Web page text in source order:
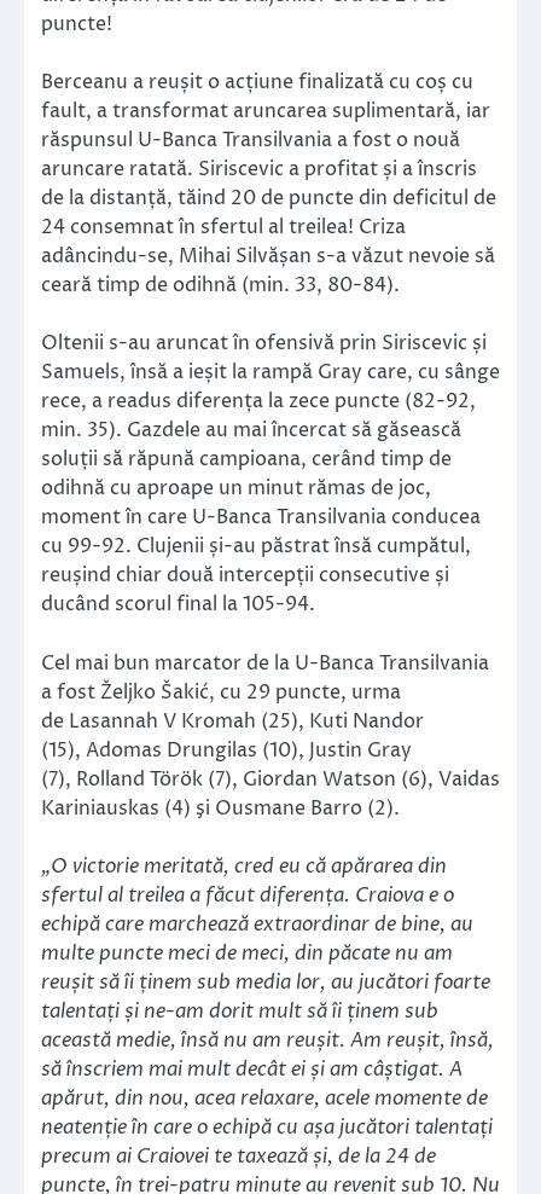
puncte!
Berceanu a reușit o acțiune finalizată cu coș cu
fault, a transformat aruncarea suplimentară, iar
răspunsul U-Banca Transilvania a fost o nouă
aruncare ratată. Siriscevic a profitat și a înscris
de la distanță, tăind 20 de puncte din deficitul de
24 consemnat în sfertul al treilea! Criza
adâncindu-se, Mihai Silvășan s-a văzut nevoie să
ceară timp de odihnă (min. 33, 80-84).
Oltenii s-au aruncat în ofensivă prin Siriscevic și
Samuels, însă a ieșit la rampă Gray care, cu sânge
rece, a readus diferența la zece puncte (82-92,
min. 35). Gazdele au mai încercat să găsească
soluții să răpună campioana, cerând timp de
odihnă cu aproape un minut rămas de joc,
moment în care U-Banca Transilvania conducea
cu 99-92. Clujenii și-au păstrat însă cumpătul,
reușind chiar două intercepții consecutive și
ducând scorul final la 105-94.
Cel mai bun marcator de la U-Banca Transilvania
a fost Željko Šakić, cu 29 puncte, urma
de Lasannah V Kromah (25), Kuti Nandor
(15), Adomas Drungilas (10), Justin Gray
(7), Rolland Török (7), Giordan Watson (6), Vaidas
Kariniauskas (4) şi Ousmane Barro (2).
„O victorie meritată, cred eu că apărarea din
sfertul al treilea a făcut diferența. Craiova e o
echipă care marchează extraordinar de bine, au
multe puncte meci de meci, din păcate nu am
reușit să îi ținem sub media lor, au jucători foarte
talentați și ne-am dorit mult să îi ținem sub
această medie, însă nu am reușit. Am reușit, însă,
să înscriem mai mult decât ei și am câștigat. A
apărut, din nou, acea relaxare, acele momente de
neatenție în care o echipă cu așa jucători talentați
precum ai Craiovei te taxează și, de la 24 de
puncte, în trei-patru minute au revenit sub 10. Nu